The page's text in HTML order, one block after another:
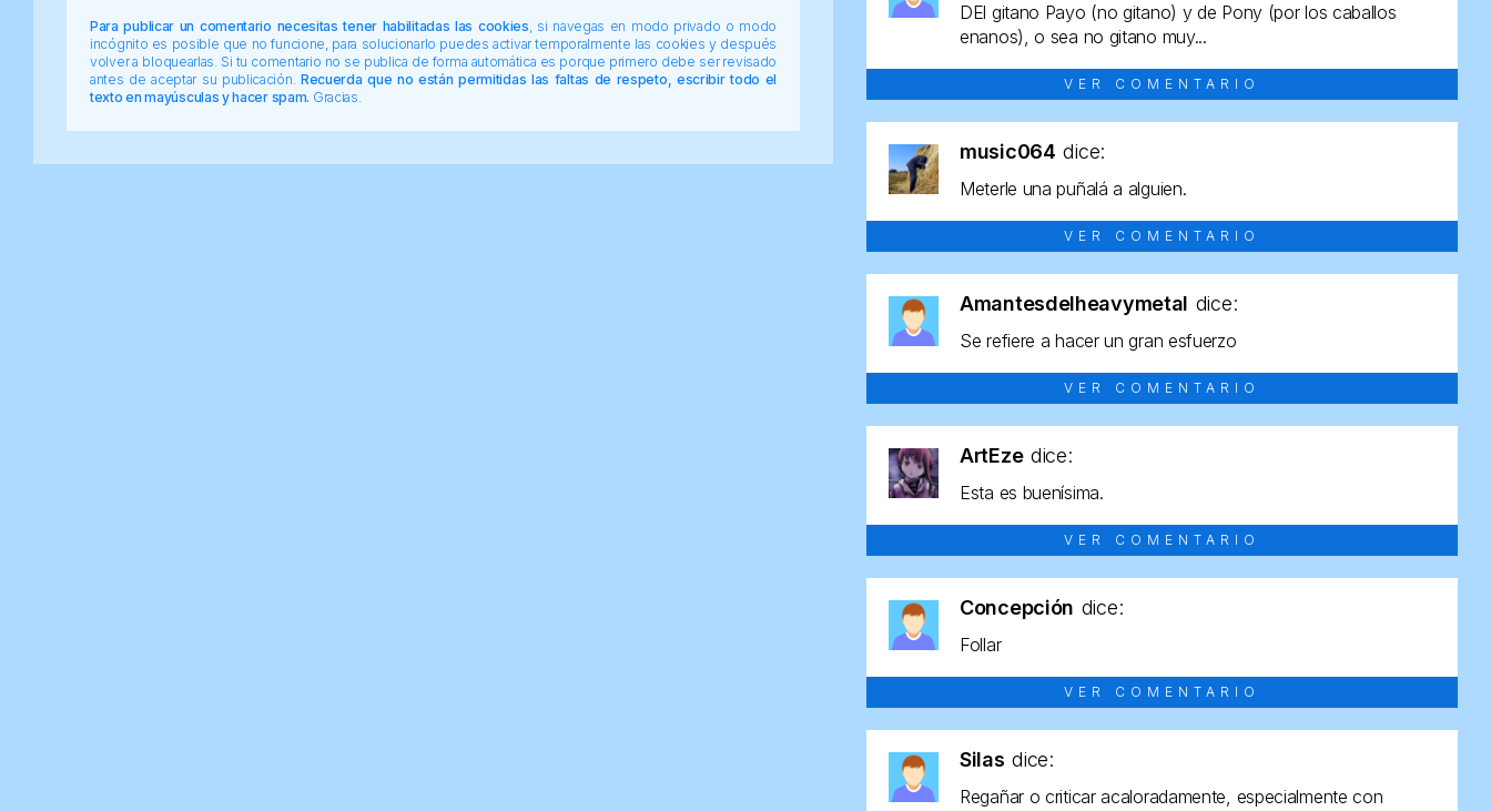
Para publicar un comentario necesitas tener habilitadas las cookies , si navegas en modo privado o modo
incógnito es posible que no funcione, para solucionarlo puedes activar temporalmente las cookies y después
volver a bloquearlas. Si tu comentario no se publica de forma automática es porque primero debe ser revisado
antes de aceptar su publicación. Recuerda que no están permitidas las faltas de respeto, escribir todo el
texto en mayúsculas y hacer spam. Gracias.
DEl gitano Payo (no gitano) y de Pony (por los caballos
enanos), o sea no gitano muy...
VER COMENTARIO
music064 dice:
Meterle una puñalá a alguien.
VER COMENTARIO
Amantesdelheavymetal dice:
Se refiere a hacer un gran esfuerzo
VER COMENTARIO
ArtEze dice:
Esta es buenísima.
VER COMENTARIO
Concepción dice:
Follar
VER COMENTARIO
Silas dice:
Regañar o criticar acaloradamente, especialmente con